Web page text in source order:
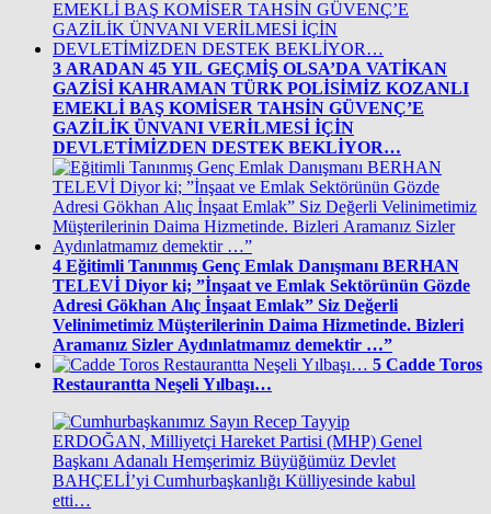
3 ARADAN 45 YIL GEÇMİŞ OLSA’DA VATİKAN
GAZİSİ KAHRAMAN TÜRK POLİSİMİZ KOZANLI
EMEKLİ BAŞ KOMİSER TAHSİN GÜVENÇ’E
GAZİLİK ÜNVANI VERİLMESİ İÇİN
DEVLETİMİZDEN DESTEK BEKLİYOR…
4 Eğitimli Tanınmış Genç Emlak Danışmanı BERHAN
TELEVİ Diyor ki; ”İnşaat ve Emlak Sektörünün Gözde
Adresi Gökhan Alıç İnşaat Emlak” Siz Değerli
Velinimetimiz Müşterilerinin Daima Hizmetinde. Bizleri
Aramanız Sizler Aydınlatmamız demektir …”
5 Cadde Toros
Restaurantta Neşeli Yılbaşı…